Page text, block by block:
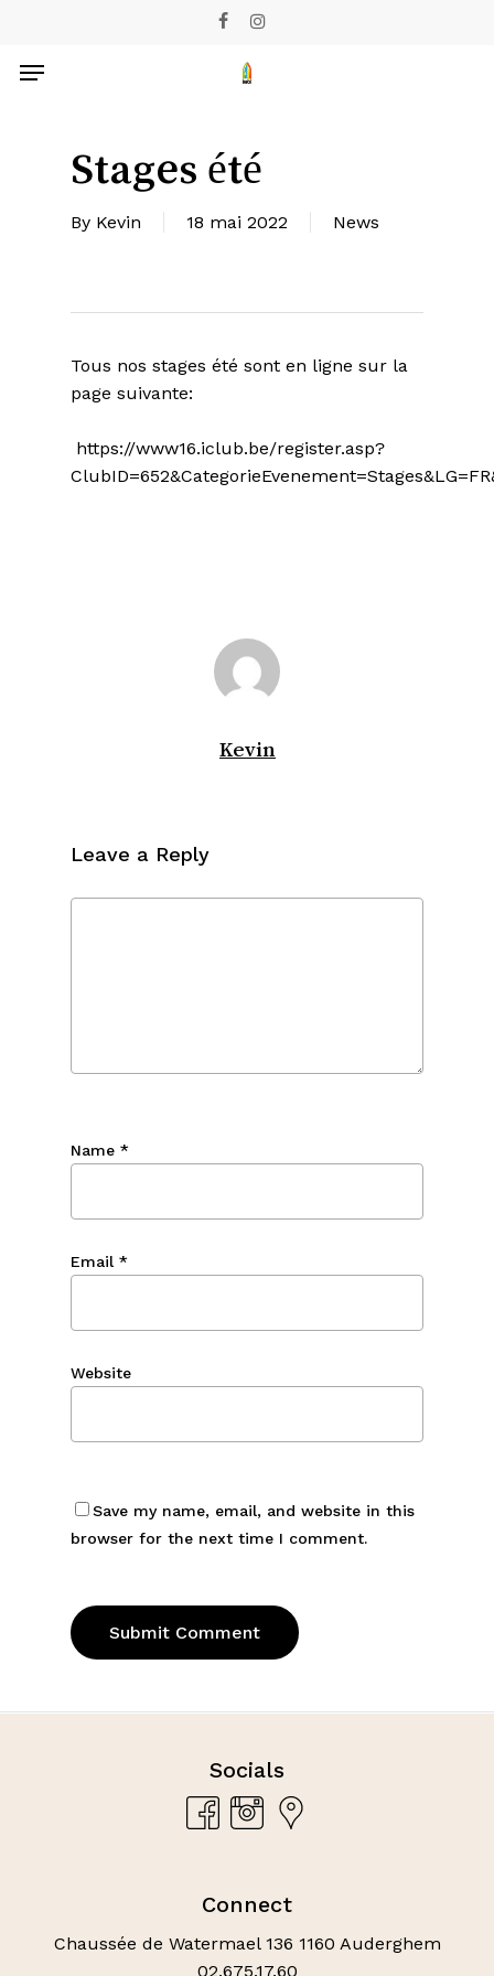
main
facebookinstagram
Menu
Stages été
By Kevin 18 mai 2022 News
Tous nos stages été sont en ligne sur la
page suivante:
https://www16.iclub.be/register.asp?
Kevin
Leave a Reply
Name *
Email *
Website
Save my name, email, and website in this
browser for the next time I comment.
Socials
Connect
Chaussée de Watermael 136 1160 Auderghem
02.675.17.60